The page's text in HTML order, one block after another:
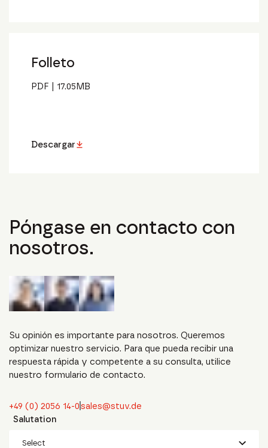
Folleto
PDF 17.05MB
Descargar
Póngase en contacto con
nosotros.
Su opinión es importante para nosotros. Queremos
optimizar nuestro servicio. Para que pueda recibir una
respuesta rápida y competente a su consulta, utilice
nuestro formulario de contacto.
+49 (0) 2056 14-0sales@stuv.de
Salutation
Select